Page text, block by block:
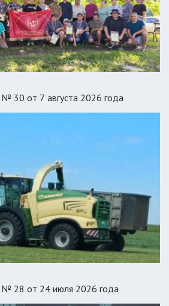
№ 30 от 7 августа 2026 года
№ 28 от 24 июля 2026 года